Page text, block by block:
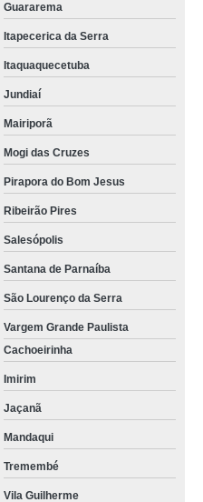
Guararema
Itapecerica da Serra
Itaquaquecetuba
Jundiaí
Mairiporã
Mogi das Cruzes
Pirapora do Bom Jesus
Ribeirão Pires
Salesópolis
Santana de Parnaíba
São Lourenço da Serra
Vargem Grande Paulista
Cachoeirinha
Imirim
Jaçanã
Mandaqui
Tremembé
Vila Guilherme